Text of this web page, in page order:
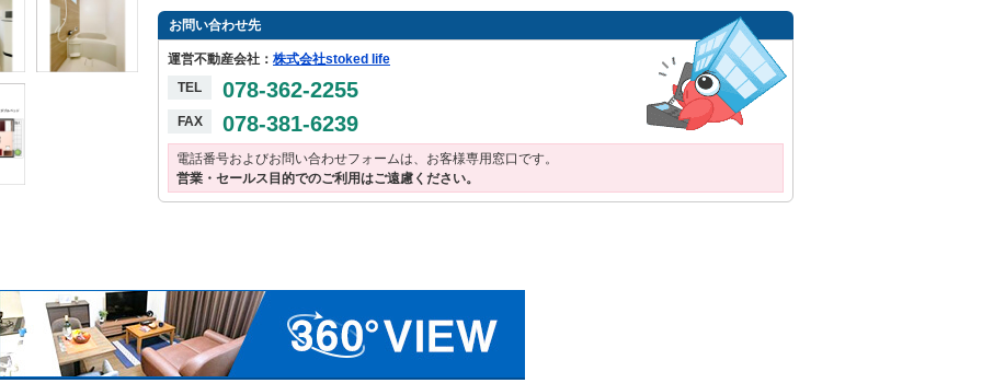
お問い合わせ先
運営不動産会社： 株式会社stoked life
TEL
078-362-2255
FAX 078-381-6239
電話番号およびお問い合わせフォームは、お客様専用窓口です。
営業・セールス目的でのご利用はご遠慮ください。